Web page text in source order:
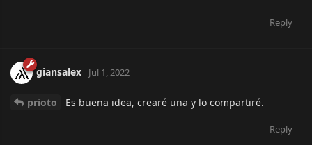
Reply
giansalex Jul 1, 2022
prioto Es buena idea, crearé una y lo compartiré.
Reply